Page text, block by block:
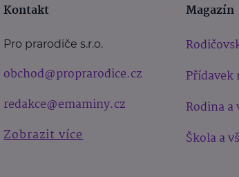
Kontakt
Pro prarodiče s.r.o.
obchod@proprarodice.cz
redakce@emaminy.cz
Zobrazit více
Magazín
Přídavek
Rodina a
Škola a